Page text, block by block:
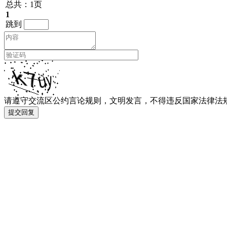
总共：1页
1
跳到
请遵守交流区公约言论规则，文明发言，不得违反国家法律法
提交回复